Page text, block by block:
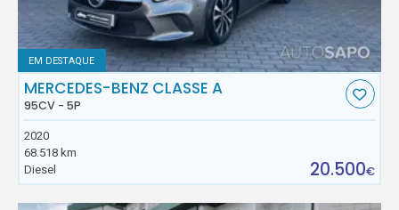
EM DESTAQUE
MERCEDES-BENZ CLASSE A
95CV - 5P
2020
68.518 km
Diesel
20.500€